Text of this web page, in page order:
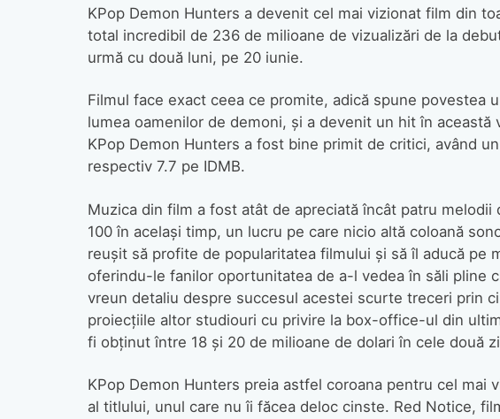
KPop Demon Hunters a devenit cel mai vizionat film din
total incredibil de 236 de milioane de vizualizări de la
urmă cu două luni, pe 20 iunie.
Filmul face exact ceea ce promite, adică spune povestea
lumea oamenilor de demoni, și a devenit un hit în această
KPop Demon Hunters a fost bine primit de critici, având
respectiv 7.7 pe IDMB.
Muzica din film a fost atât de apreciată încât patru
100 în același timp, un lucru pe care nicio altă coloană
reușit să profite de popularitatea filmului și să îl aducă pe
oferindu-le fanilor oportunitatea de a-l vedea în săli pline
vreun detaliu despre succesul acestei scurte treceri prin
proiecțiile altor studiouri cu privire la box-office-ul din
fi obținut între 18 și 20 de milioane de dolari în cele două
KPop Demon Hunters preia astfel coroana pentru cel
al titlului, unul care nu îi făcea deloc cinste. Red Notice,